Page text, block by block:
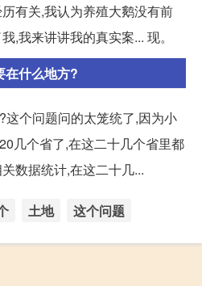
有关,我认为养殖大鹅没有前
,我来讲讲我的真实案... 现。
在什么地方?
个问题问的太笼统了,因为小
几个省了,在这二十几个省里都
数据统计,在这二十几...
土地 这个问题